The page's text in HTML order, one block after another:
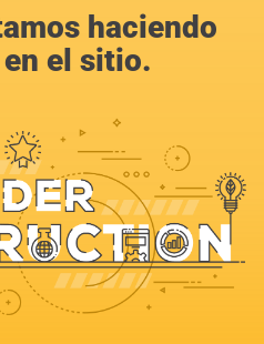
haciendo
el sitio.